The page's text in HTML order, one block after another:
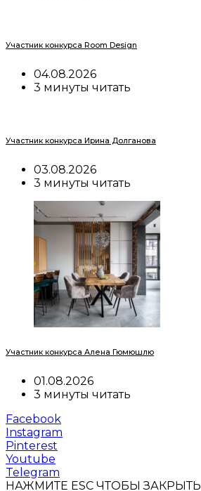
Участник конкурса Room Design
04.08.2026
3 минуты читать
Участник конкурса Ирина Долганова
03.08.2026
3 минуты читать
Участник конкурса Алена Гюмюшлю
01.08.2026
3 минуты читать
Facebook
Instagram
Pinterest
Youtube
Telegram
НАЖМИТЕ ESC ЧТОБЫ ЗАКРЫТЬ